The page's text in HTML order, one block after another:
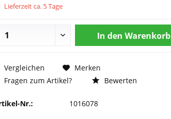
Lieferzeit ca. 5 Tage
In den Warenkorb
Vergleichen
Merken
Fragen zum Artikel?
Bewerten
Nr.: 1016078